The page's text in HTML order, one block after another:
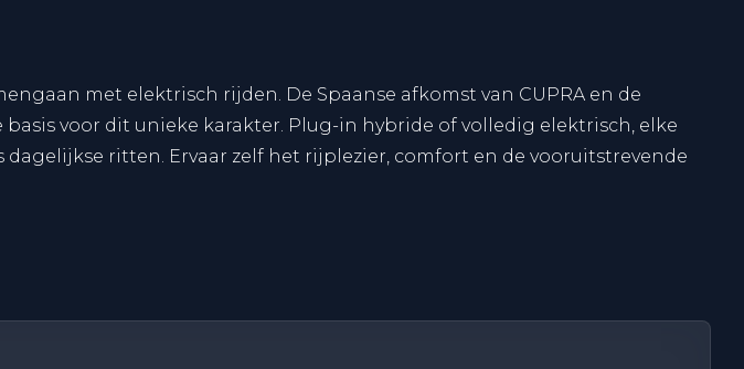
met elektrisch rijden. De Spaanse afkomst van CUPRA en de
voor dit unieke karakter. Plug-in hybride of volledig elektrisch, elke
ritten. Ervaar zelf het rijplezier, comfort en de vooruitstrevende